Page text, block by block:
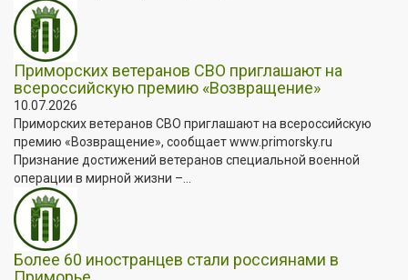
Приморских ветеранов СВО приглашают на
всероссийскую премию «Возвращение»
10.07.2026
Приморских ветеранов СВО приглашают на всероссийскую
премию «Возвращение», сообщает www.primorsky.ru
Признание достижений ветеранов специальной военной
операции в мирной жизни –...
Более 60 иностранцев стали россиянами в